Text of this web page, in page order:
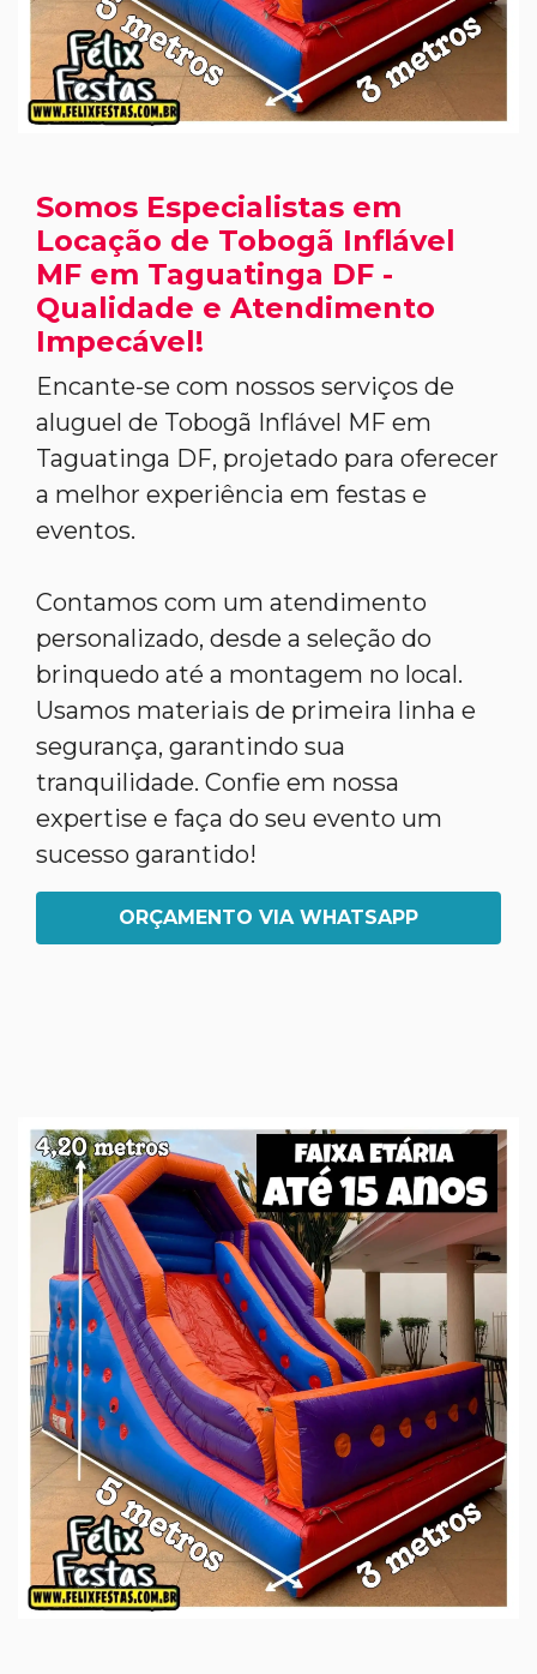
Somos Especialistas em
Locação de Tobogã Inflável
MF em Taguatinga DF -
Qualidade e Atendimento
Impecável!
Encante-se com nossos serviços de
aluguel de Tobogã Inflável MF em
Taguatinga DF, projetado para oferecer
a melhor experiência em festas e
eventos.
Contamos com um atendimento
personalizado, desde a seleção do
brinquedo até a montagem no local.
Usamos materiais de primeira linha e
segurança, garantindo sua
tranquilidade. Confie em nossa
expertise e faça do seu evento um
sucesso garantido!
ORÇAMENTO VIA WHATSAPP